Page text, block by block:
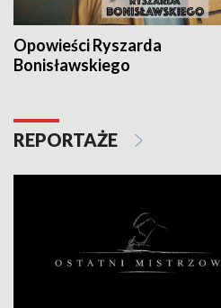
Opowieści Ryszarda
Bonisławskiego
REPORTAŻE